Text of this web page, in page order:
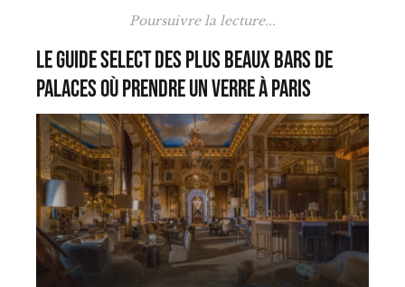
Poursuivre la lecture...
Le Guide Select des plus beaux bars de
palaces où prendre un verre à Paris